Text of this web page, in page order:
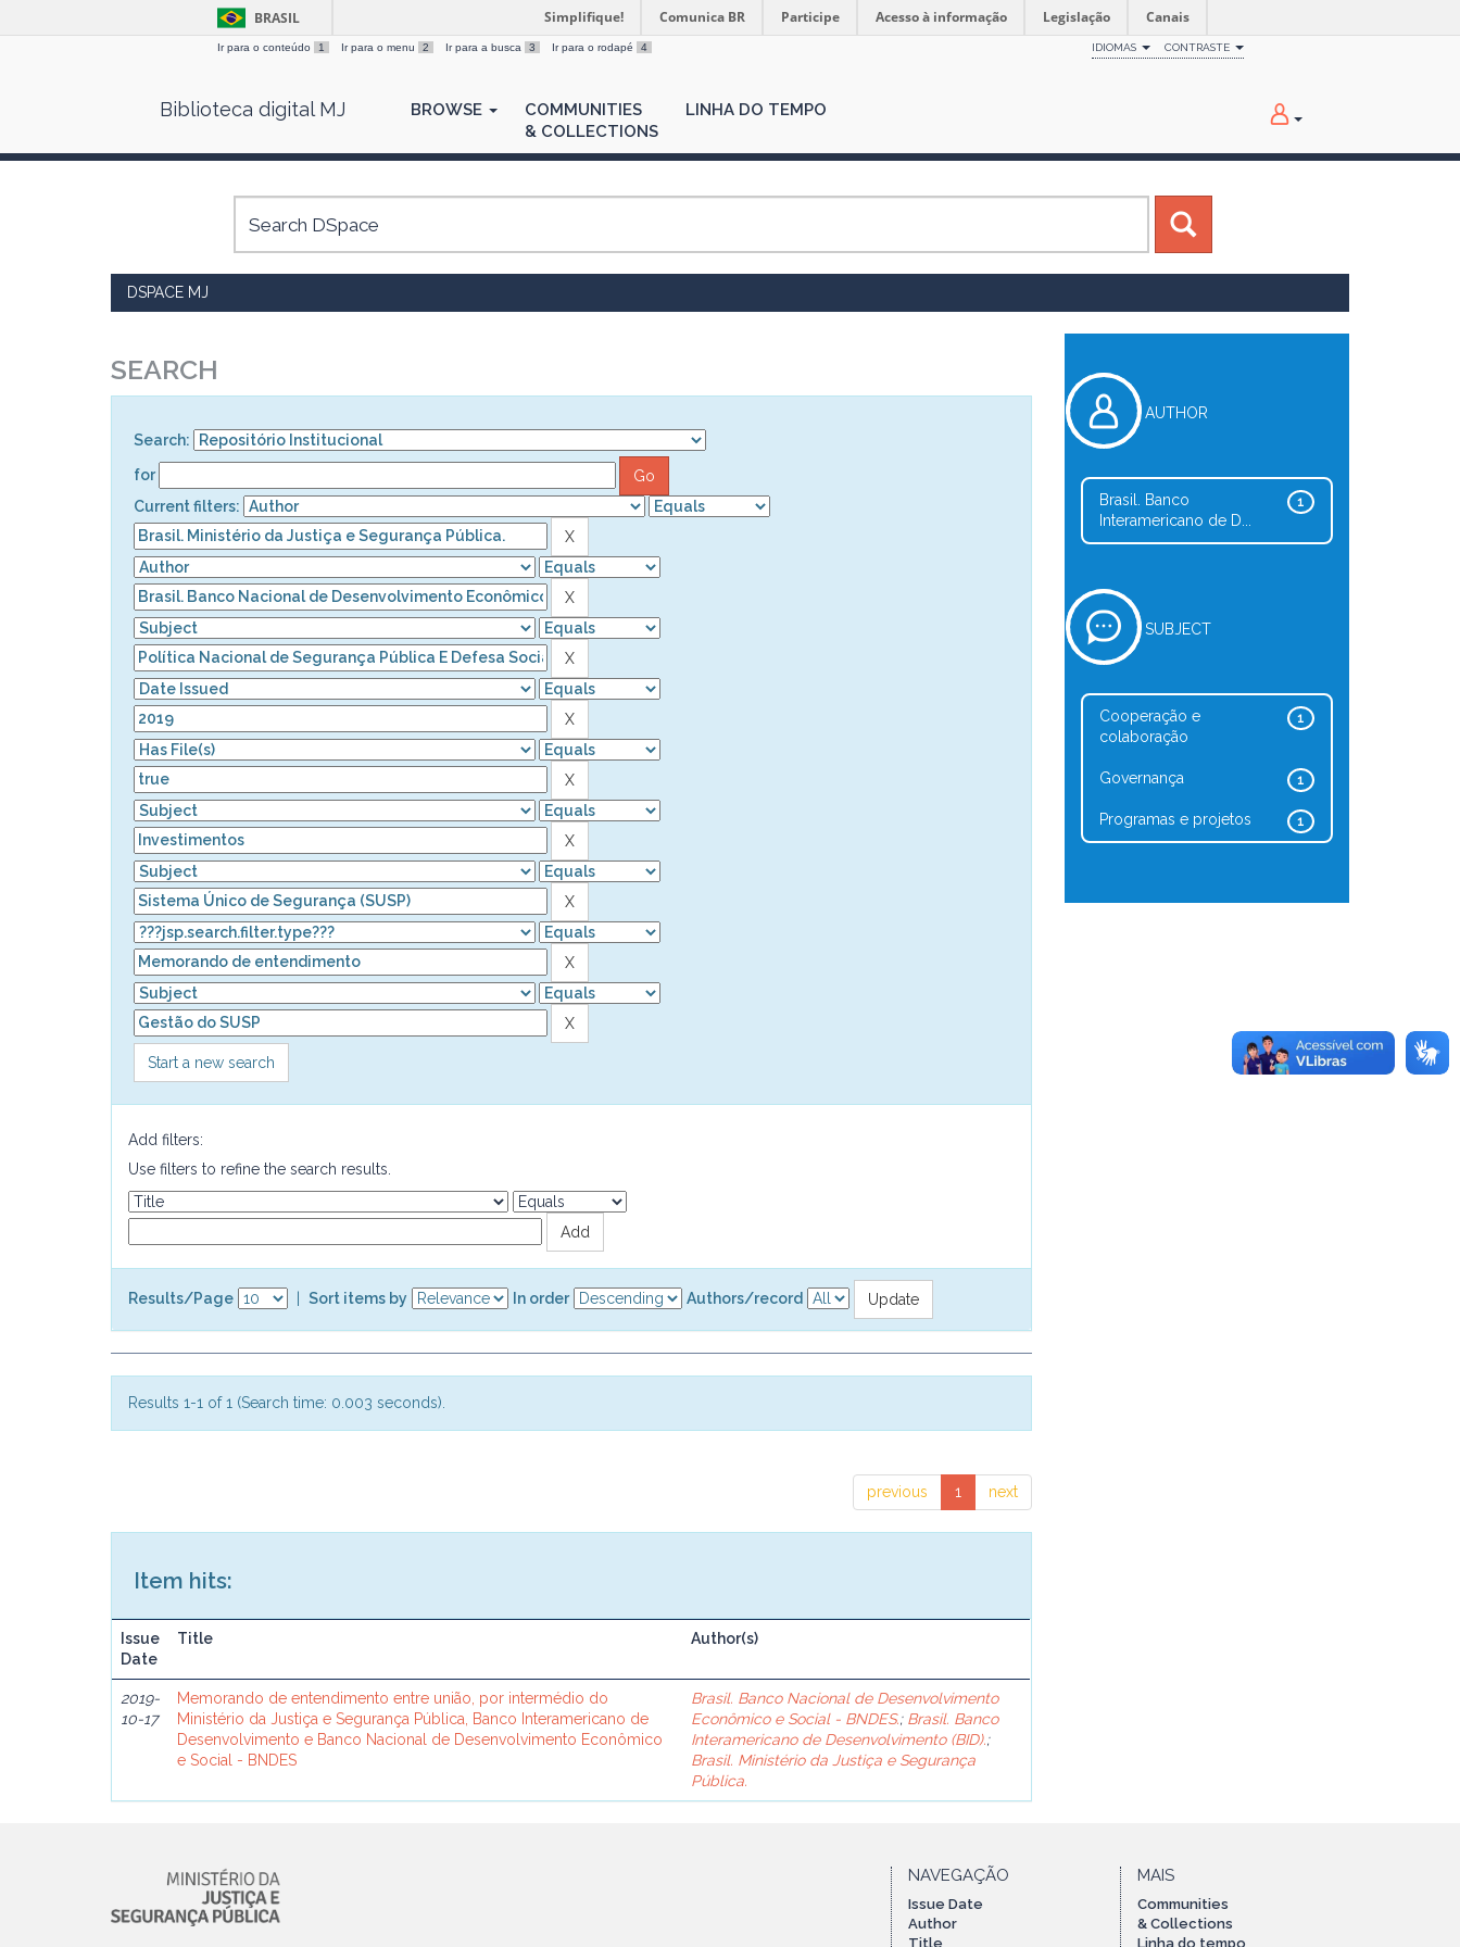
BRASIL Simplifique! Comunica BR Participe Acesso à informação Legislação Canais
Ir para o conteúdo 1 Ir para o menu 2 Ir para a busca 3 Ir para o rodapé 4 IDIOMAS CONTRASTE
Biblioteca digital MJ BROWSE
COMMUNITIES
& COLLECTIONS
LINHA DO TEMPO
DSPACE MJ
SEARCH
Search:
for
Current filters:
Start a new search
Add filters:
Use filters to refine the search results.
Results/Page Sort items by In order Authors/record
Results 1-1 of 1 (Search time: 0.003 seconds).
previous 1 next
Item hits:
Issue
Date
Title Author(s)
2019-
10-17
Memorando de entendimento entre união, por intermédio do
Ministério da Justiça e Segurança Pública, Banco Interamericano de
Desenvolvimento e Banco Nacional de Desenvolvimento Econômico
e Social - BNDES
Brasil. Banco Nacional de Desenvolvimento
Econômico e Social - BNDES.; Brasil. Banco
Interamericano de Desenvolvimento (BID).;
Brasil. Ministério da Justiça e Segurança
Pública.
AUTHOR
1
Brasil. Banco
Interamericano de D...
SUBJECT
1
Cooperação e
colaboração
1
Governança
1
Programas e projetos
NAVEGAÇÃO
Issue Date
Author
Title
MAIS
Communities
& Collections
Linha do tempo